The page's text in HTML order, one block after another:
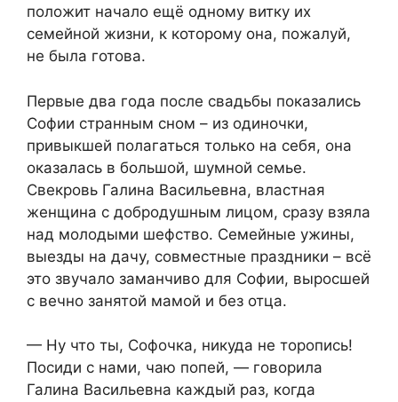
положит начало ещё одному витку их
семейной жизни, к которому она, пожалуй,
не была готова.
Первые два года после свадьбы показались
Софии странным сном – из одиночки,
привыкшей полагаться только на себя, она
оказалась в большой, шумной семье.
Свекровь Галина Васильевна, властная
женщина с добродушным лицом, сразу взяла
над молодыми шефство. Семейные ужины,
выезды на дачу, совместные праздники – всё
это звучало заманчиво для Софии, выросшей
с вечно занятой мамой и без отца.
— Ну что ты, Софочка, никуда не торопись!
Посиди с нами, чаю попей, — говорила
Галина Васильевна каждый раз, когда